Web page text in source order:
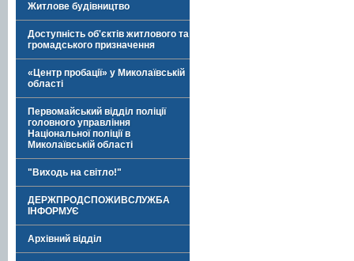
Житлове будівництво
Доступність об'єктів житлового та
громадського призначення
«Центр пробації» у Миколаївській
області
Первомайський відділ поліції
головного управління
Національної поліції в
Миколаївській області
"Виходь на світло!"
ДЕРЖПРОДСПОЖИВСЛУЖБА
ІНФОРМУЄ
Архівний відділ